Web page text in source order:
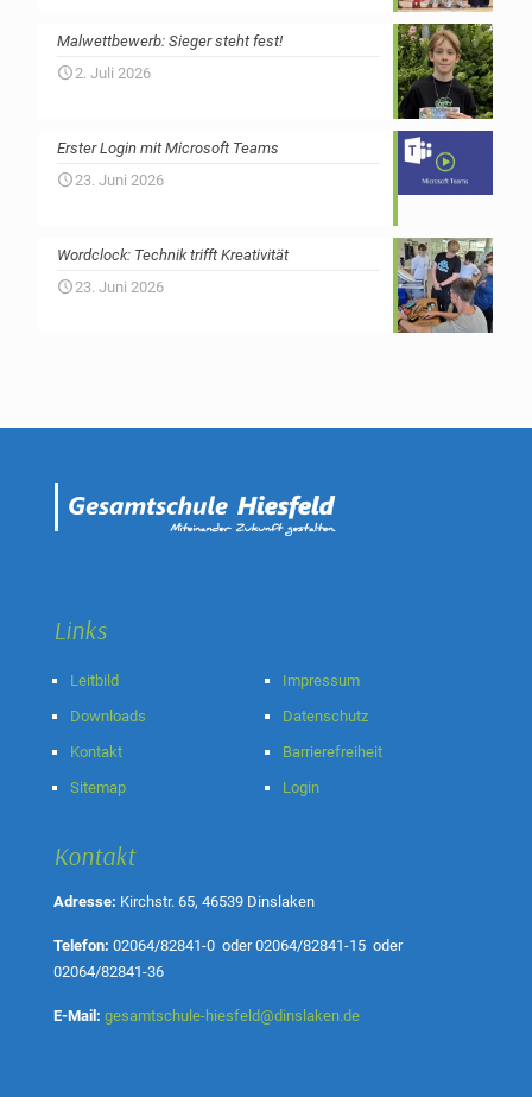
Malwettbewerb: Sieger steht fest!
2. Juli 2026
Erster Login mit Microsoft Teams
23. Juni 2026
Wordclock: Technik trifft Kreativität
23. Juni 2026
Links
Leitbild
Downloads
Kontakt
Sitemap
Impressum
Datenschutz
Barrierefreiheit
Login
Kontakt
Adresse: Kirchstr. 65, 46539 Dinslaken
Telefon: 02064/82841-0 oder02064/82841-15 oder
02064/82841-36
E-Mail: gesamtschule-hiesfeld@dinslaken.de